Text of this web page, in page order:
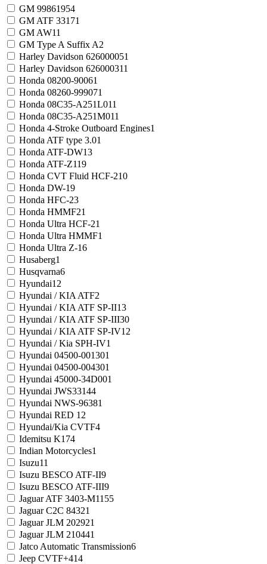
GM 99861954
GM ATF 33171
GM AW11
GM Type A Suffix A2
Harley Davidson 626000051
Harley Davidson 626000311
Honda 08200-90061
Honda 08260-999071
Honda 08C35-A251L011
Honda 08C35-A251M011
Honda 4-Stroke Outboard Engines1
Honda ATF type 3.01
Honda ATF-DW13
Honda ATF-Z119
Honda CVT Fluid HCF-210
Honda DW-19
Honda HFC-23
Honda HMMF21
Honda Ultra HCF-21
Honda Ultra HMMF1
Honda Ultra Z-16
Husaberg1
Husqvarna6
Hyundai12
Hyundai / KIA ATF2
Hyundai / KIA ATF SP-II13
Hyundai / KIA ATF SP-III30
Hyundai / KIA ATF SP-IV12
Hyundai / Kia SPH-IV1
Hyundai 04500-001301
Hyundai 04500-004301
Hyundai 45000-34D001
Hyundai JWS33144
Hyundai NWS-96381
Hyundai RED 1 2
Hyundai/Kia CVTF4
Idemitsu K174
Indian Motorcycles1
Isuzu11
Isuzu BESCO ATF-II9
Isuzu BESCO ATF-III9
Jaguar ATF 3403-M1155
Jaguar C2C 84321
Jaguar JLM 202921
Jaguar JLM 210441
Jatco Automatic Transmission6
Jeep CVTF+414